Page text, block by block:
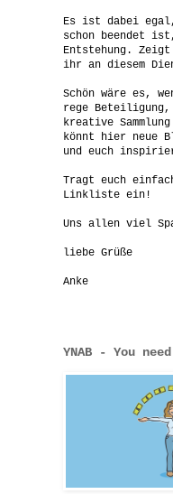
Es ist dabei
schon beendet
Entstehung.
ihr an diesem
Schön wäre es,
rege Beteiligung,
kreative
könnt hier neue
und euch
Tragt euch
Linkliste ein!
Uns allen viel
liebe Grüße
Anke
YNAB - You